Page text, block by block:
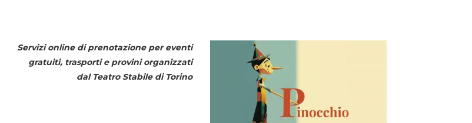
Servizi online di prenotazione per eventi
gratuiti, trasporti e provini organizzati
dal Teatro Stabile di Torino